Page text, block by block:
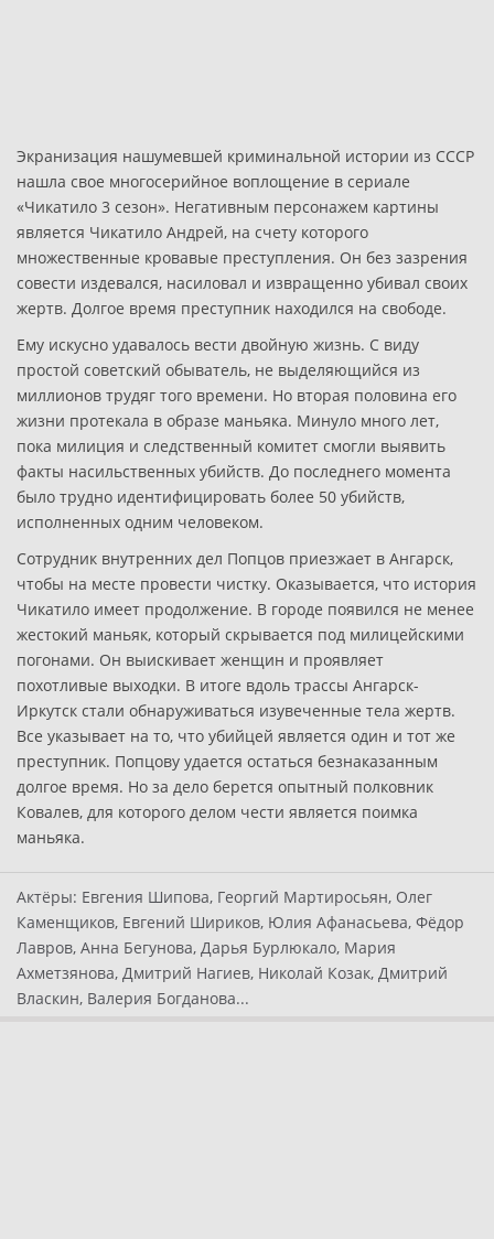
Экранизация нашумевшей криминальной истории из СССР
нашла свое многосерийное воплощение в сериале
«Чикатило 3 сезон». Негативным персонажем картины
является Чикатило Андрей, на счету которого
множественные кровавые преступления. Он без зазрения
совести издевался, насиловал и извращенно убивал своих
жертв. Долгое время преступник находился на свободе.
Ему искусно удавалось вести двойную жизнь. С виду
простой советский обыватель, не выделяющийся из
миллионов трудяг того времени. Но вторая половина его
жизни протекала в образе маньяка. Минуло много лет,
пока милиция и следственный комитет смогли выявить
факты насильственных убийств. До последнего момента
было трудно идентифицировать более 50 убийств,
исполненных одним человеком.
Сотрудник внутренних дел Попцов приезжает в Ангарск,
чтобы на месте провести чистку. Оказывается, что история
Чикатило имеет продолжение. В городе появился не менее
жестокий маньяк, который скрывается под милицейскими
погонами. Он выискивает женщин и проявляет
похотливые выходки. В итоге вдоль трассы Ангарск-
Иркутск стали обнаруживаться изувеченные тела жертв.
Все указывает на то, что убийцей является один и тот же
преступник. Попцову удается остаться безнаказанным
долгое время. Но за дело берется опытный полковник
Ковалев, для которого делом чести является поимка
маньяка.
Актёры: Евгения Шипова, Георгий Мартиросьян, Олег
Каменщиков, Евгений Шириков, Юлия Афанасьева, Фёдор
Лавров, Анна Бегунова, Дарья Бурлюкало, Мария
Ахметзянова, Дмитрий Нагиев, Николай Козак, Дмитрий
Власкин, Валерия Богданова...